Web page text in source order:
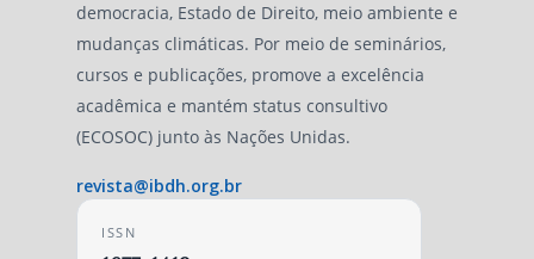
democracia, Estado de Direito, meio ambiente e
mudanças climáticas. Por meio de seminários,
cursos e publicações, promove a excelência
acadêmica e mantém status consultivo
(ECOSOC) junto às Nações Unidas.
revista@ibdh.org.br
ISSN